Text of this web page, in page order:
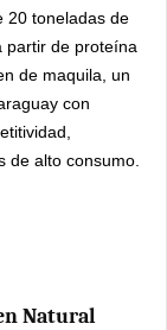
20 toneladas de
partir de proteína
de maquila, un
con
de alto consumo.
Natural